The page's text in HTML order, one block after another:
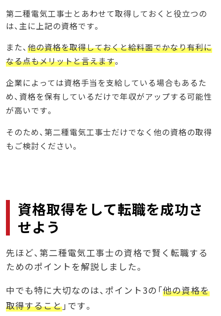
第二種電気工事士とあわせて取得しておくと役立つの
は、主に上記の資格です。
また、他の資格を取得しておくと給料面でかなり有利に
なる点もメリットと言えます。
企業によっては資格手当を支給している場合もあるた
め、資格を保有しているだけで年収がアップする可能性
が高いです。
そのため、第二種電気工事士だけでなく他の資格の取得
もご検討ください。
資格取得をして転職を成功さ
せよう
先ほど、第二種電気工事士の資格で賢く転職する
ためのポイントを解説しました。
中でも特に大切なのは、ポイント3の「他の資格を
取得すること」です。